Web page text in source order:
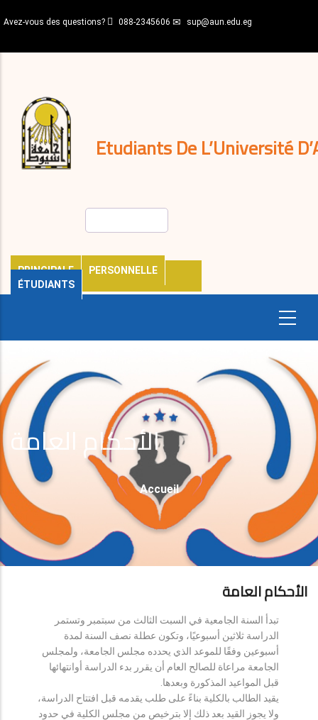
au
principal
Avez-vous des questions? 088-2345606 sup@aun.edu.eg
Etudiants De L’Université
PRINCIPALE
PERSONNELLE
ÉTUDIANTS
décisions
Expatriés
Journal
الأحكام العامة
Fil
D'Ariane
Accueil
الأحكام العامة
تبدأ السنة الجامعية في السبت الثالث من سبتمبر وتستمر
الدراسة ثلاثين أسبوعيًا، وتكون عطلة نصف السنة لمدة
أسبوعين وفقًا للموعد الذي يحدده مجلس الجامعة، ولمجلس
الجامعة مراعاة للصالح العام أن يقرر بدء الدراسة أوانتهائها
قبل المواعيد المذكورة وبعدها.
يقيد الطالب بالكلية بناءً على طلب يقدمه قبل افتتاح الدراسة،
ولا يجوز القيد بعد ذلك إلا بترخيص من مجلس الكلية في حدود